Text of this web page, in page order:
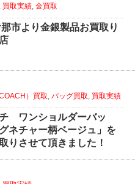
買取実績 ,金買取
市より金銀製品お買取り
）買取,バッグ買取, 買取実績
チ ワンショルダーバッ
ネチャー柄ベージュ」を
りさせて頂きました！